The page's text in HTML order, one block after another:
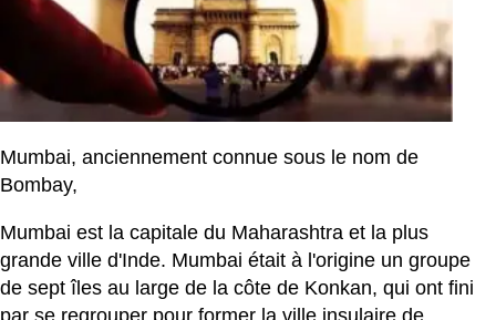
Mumbai, anciennement connue sous le nom de
Bombay,
Mumbai est la capitale du Maharashtra et la plus
grande ville d'Inde. Mumbai était à l'origine un groupe
de sept îles au large de la côte de Konkan, qui ont fini